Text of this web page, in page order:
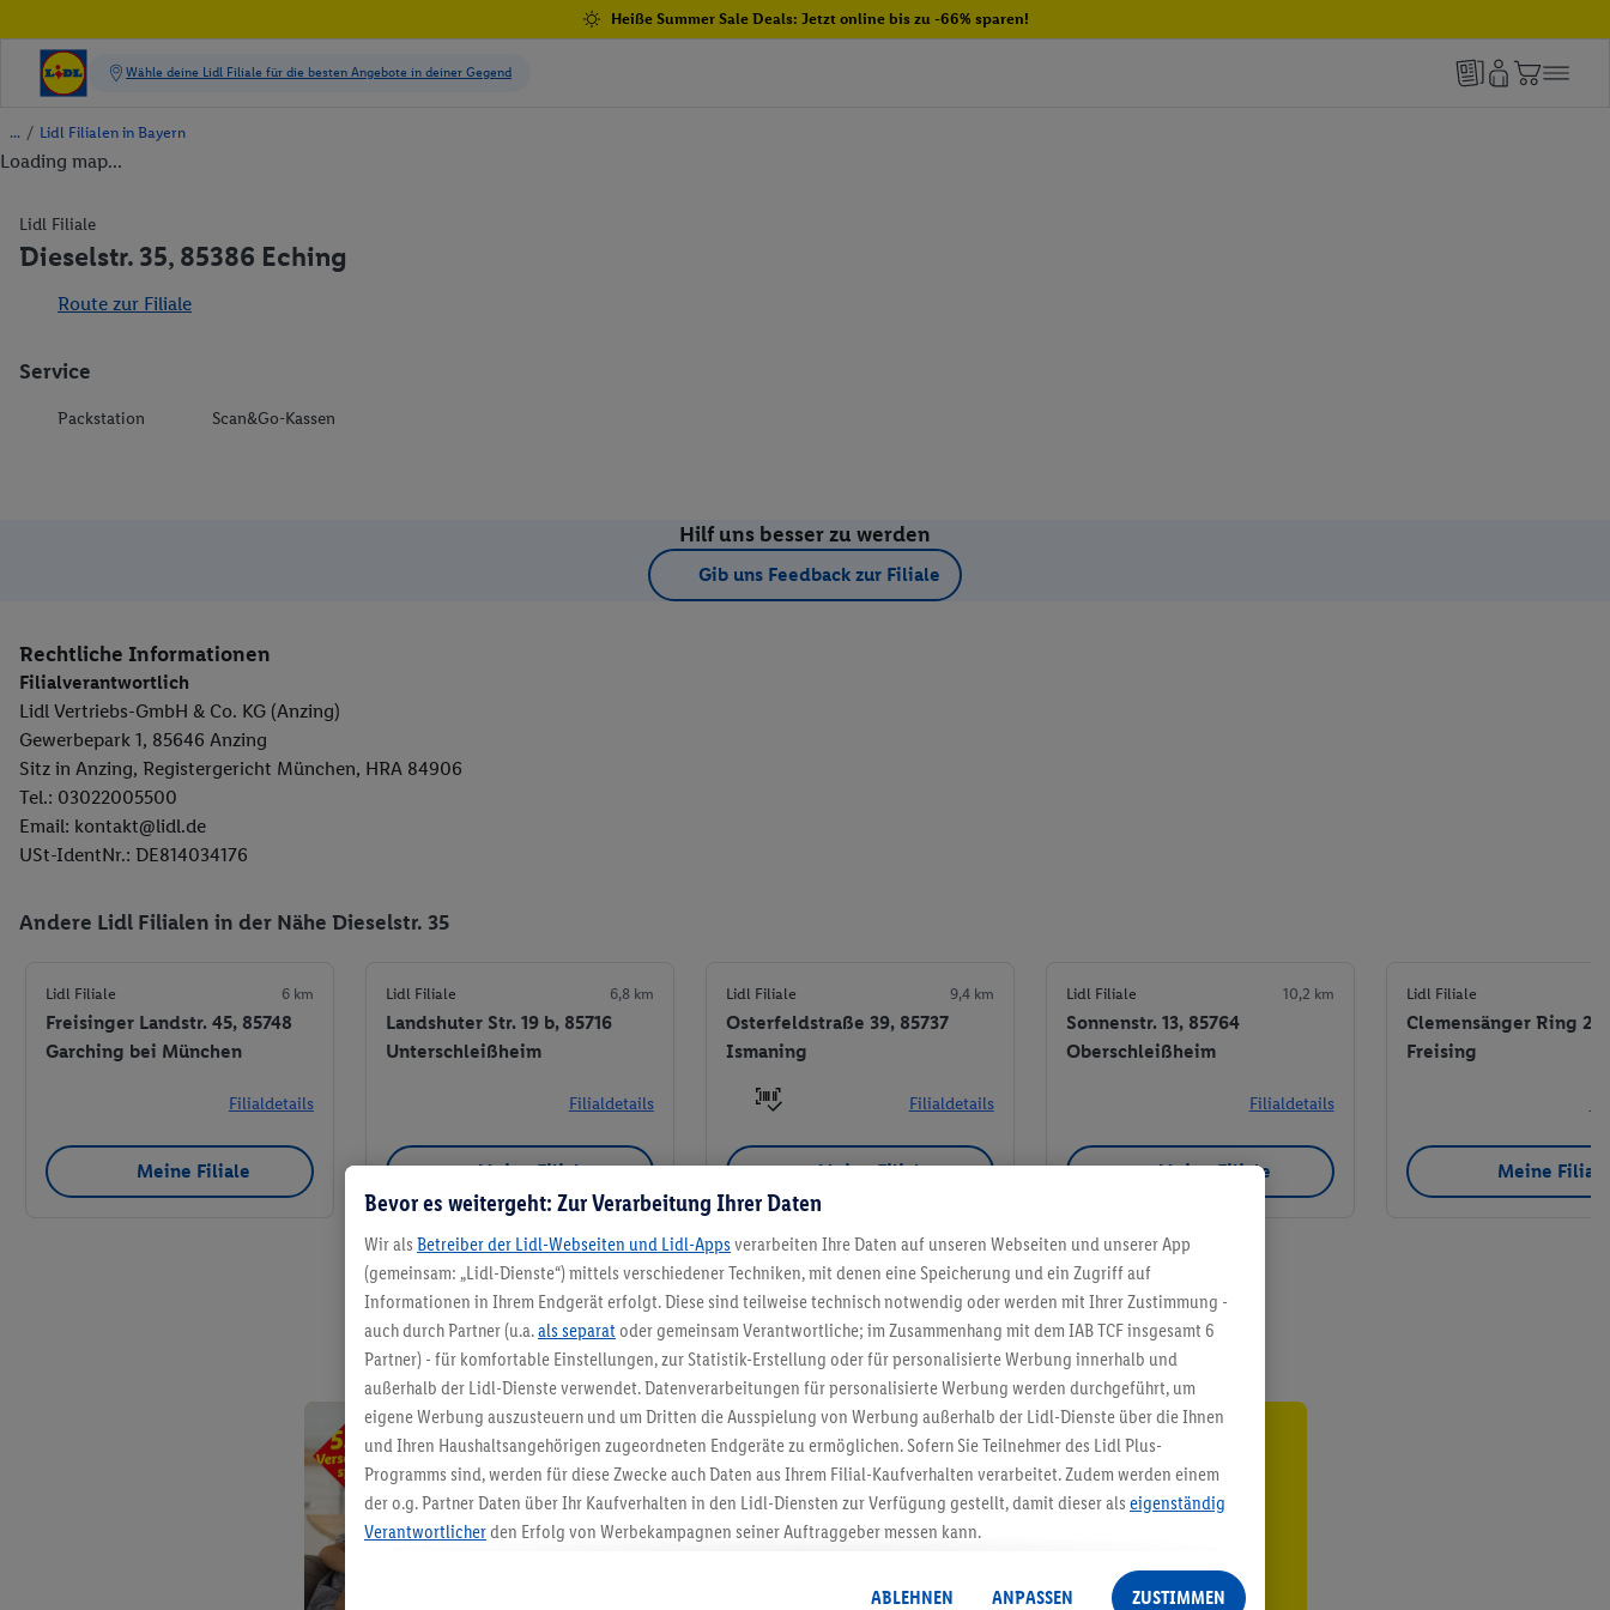
Heiße Summer Sale Deals: Jetzt online bis zu -66% sparen!
/ Lidl Filialen in Bayern
Loading map...
Lidl Filiale
Dieselstr. 35, 85386 Eching
Route zur Filiale
Service
Packstation Scan&Go-Kassen
Hilf uns besser zu werden
Gib uns Feedback zur Filiale
Rechtliche Informationen
Filialverantwortlich
Lidl Vertriebs-GmbH & Co. KG (Anzing)
Gewerbepark 1, 85646 Anzing
Sitz in Anzing, Registergericht München, HRA 84906
Tel.: 03022005500
Email: kontakt@lidl.de
USt-IdentNr.: DE814034176
Andere Lidl Filialen in der Nähe Dieselstr. 35
Lidl Filiale 6 km
Freisinger Landstr. 45, 85748
Garching bei München
Filialdetails
Meine Filiale
Lidl Filiale 6,8 km
Landshuter Str. 19 b, 85716
Unterschleißheim
Filialdetails
Meine Filiale
Lidl Filiale 9,4 km
Osterfeldstraße 39, 85737
Ismaning
Filialdetails
Meine Filiale
Lidl Filiale 10,2 km
Sonnenstr. 13, 85764
Oberschleißheim
Filialdetails
Meine Filiale
Lidl Filiale
Clemensänger Ring
Freising
Meine
Meine Filiale
5.95 € Versand sparen³²ᵃ
Jetzt zum Newsletter anmelden
Bevor es weitergeht: Zur Verarbeitung Ihrer Daten
Wir als Betreiber der Lidl-Webseiten und Lidl-Apps verarbeiten Ihre Daten auf unseren Webseiten und unserer App
(gemeinsam: „Lidl-Dienste“) mittels verschiedener Techniken, mit denen eine Speicherung und ein Zugriff auf
Informationen in Ihrem Endgerät erfolgt. Diese sind teilweise technisch notwendig oder werden mit Ihrer Zustimmung -
auch durch Partner (u.a.als separat oder gemeinsam Verantwortliche; im Zusammenhang mit dem IAB TCF insgesamt 6
Partner) - für komfortable Einstellungen, zur Statistik-Erstellung oder für personalisierte Werbung innerhalb und
außerhalb der Lidl-Dienste verwendet. Datenverarbeitungen für personalisierte Werbung werden durchgeführt, um
eigene Werbung auszusteuern und um Dritten die Ausspielung von Werbung außerhalb der Lidl-Dienste über die Ihnen
und Ihren Haushaltsangehörigen zugeordneten Endgeräte zu ermöglichen. Sofern Sie Teilnehmer des Lidl Plus-
Programms sind, werden für diese Zwecke auch Daten aus Ihrem Filial-Kaufverhalten verarbeitet. Zudem werden einem
der o.g. Partner Daten über Ihr Kaufverhalten in den Lidl-Diensten zur Verfügung gestellt, damit dieser als eigenständig
Verantwortlicherden Erfolg von Werbekampagnen seiner Auftraggeber messen kann.
angereicherten Profilen. Dies umfasst die Zusammenführung von Daten (z.B. über Ihre Nutzung der Lidl-Dienste, Ihr
ABLEHNEN ANPASSEN ZUSTIMMEN